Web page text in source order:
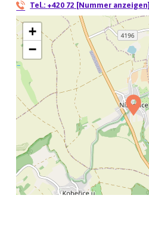
Tel.: +420 72 [Nummer anzeigen]
+
−